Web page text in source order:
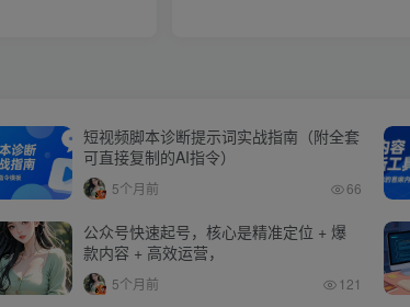
短视频脚本诊断提示词实战指南（附全套
可直接复制的AI指令）
5个月前 66
公众号快速起号，核心是精准定位 + 爆
款内容 + 高效运营，
5个月前 121